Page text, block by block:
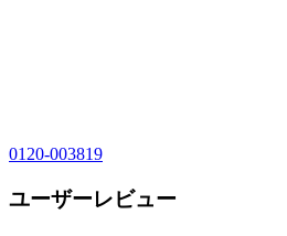
0120-003819
ユーザーレビュー